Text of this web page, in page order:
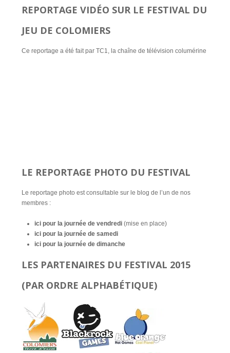
REPORTAGE VIDÉO SUR LE FESTIVAL DU
JEU DE COLOMIERS
Ce reportage a été fait par TC1, la chaîne de télévision columérine
LE REPORTAGE PHOTO DU FESTIVAL
Le reportage photo est consultable sur le blog de l’un de nos
membres :
ici pour la journée de vendredi (mise en place)
ici pour la journée de samedi
ici pour la journée de dimanche
LES PARTENAIRES DU FESTIVAL 2015
(PAR ORDRE ALPHABÉTIQUE)